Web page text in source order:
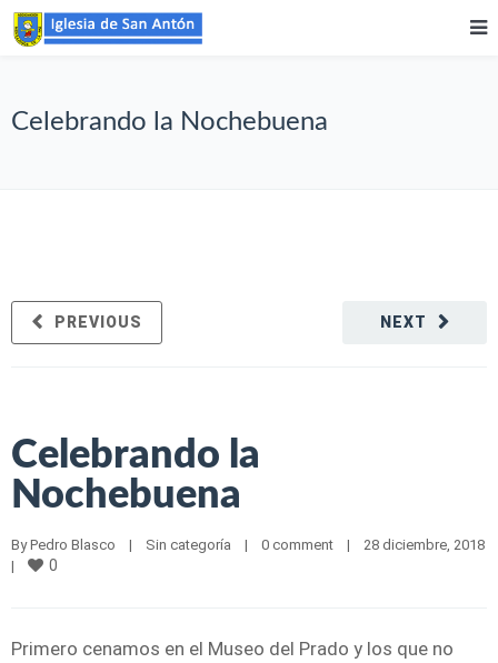
Celebrando la Nochebuena
NEXT
PREVIOUS
Celebrando la
Nochebuena
By Pedro Blasco | Sin categoría | 0 comment |
|
0
Primero cenamos en el Museo del Prado y los que no